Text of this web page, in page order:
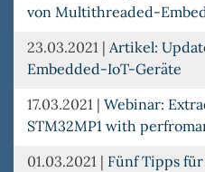
von Multithreaded-
23.03.2021 | Artikel:
Embedded-IoT-Geräte
17.03.2021 | Webinar:
STM32MP1 with
01.03.2021 | Fünf Tipps